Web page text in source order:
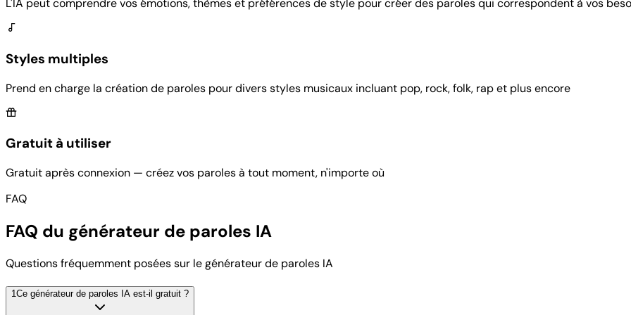
L'IA peut comprendre vos émotions, thèmes et préférences de style pour créer des paroles qui correspondent à vos
Styles multiples
Prend en charge la création de paroles pour divers styles musicaux incluant pop, rock, folk, rap et plus encore
Gratuit à utiliser
Gratuit après connexion — créez vos paroles à tout moment, n'importe où
FAQ
FAQ du générateur de paroles IA
Questions fréquemment posées sur le générateur de paroles IA
1Ce générateur de paroles IA est-il gratuit ?